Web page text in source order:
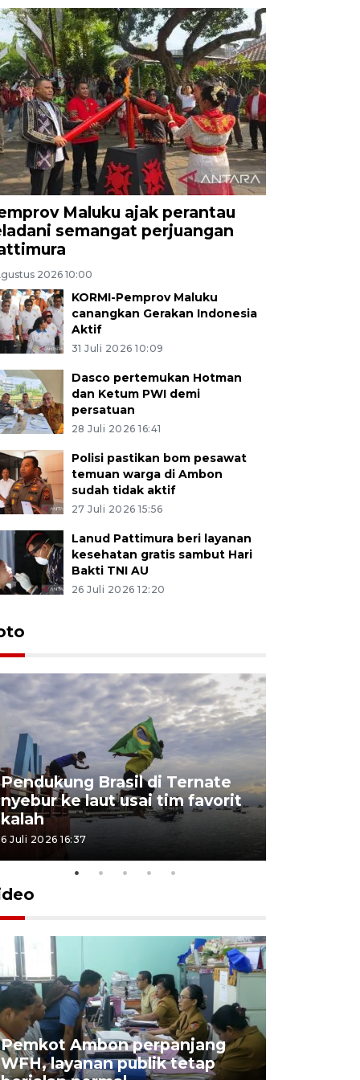
Maluku ajak perantau
semangat perjuangan
2026 10:00
KORMI-Pemprov Maluku
canangkan Gerakan Indonesia
Aktif
31 Juli 2026 10:09
Dasco pertemukan Hotman
dan Ketum PWI demi
persatuan
28 Juli 2026 16:41
Polisi pastikan bom pesawat
temuan warga di Ambon
sudah tidak aktif
27 Juli 2026 15:56
Lanud Pattimura beri layanan
kesehatan gratis sambut Hari
Bakti TNI AU
26 Juli 2026 12:20
Pendukung Brasil di Ternate
nyebur ke laut usai tim favorit
kalah
6 Juli 2026 16:37
Pemkot Ambon perpanjang
WFH, layanan publik tetap